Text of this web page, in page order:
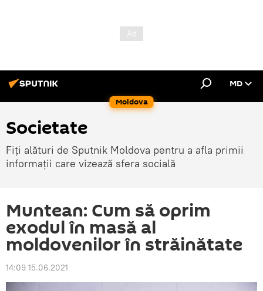
Moldova
MD
Societate
Fiți alături de Sputnik Moldova pentru a afla primii
informații care vizează sfera socială
Muntean: Cum să oprim
exodul în masă al
moldovenilor în străinătate
14:09 15.06.2021